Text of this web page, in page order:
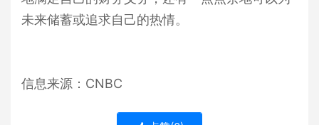
未来储蓄或追求自己的热情。
信息来源：CNBC